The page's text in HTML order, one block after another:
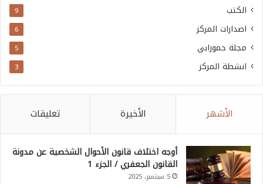
الكتب 9
اصدارات المركز 6
مجلة حمورابي 5
انشطة المركز 3
الأشهر الأخيرة تعليقات
أوجه اختلاف قانون الأحوال الشخصية عن مدونة
القانون الجعفري / الجزء 1
5 سبتمبر، 2025